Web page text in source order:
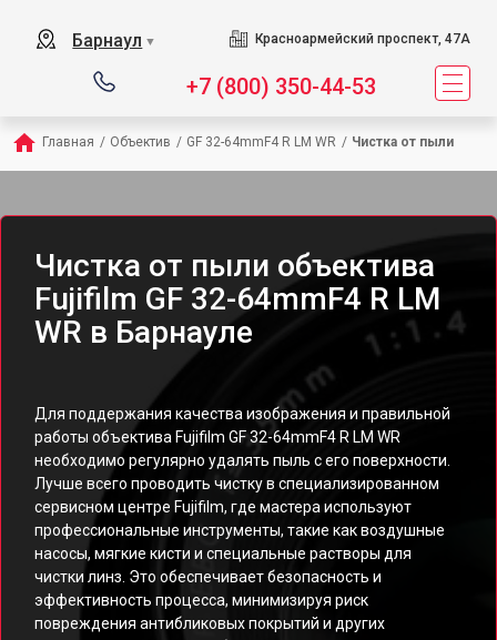
Барнаул ▼ Красноармейский проспект, 47А
+7 (800) 350-44-53
Главная / Объектив / GF 32-64mmF4 R LM WR / Чистка от пыли
Чистка от пыли объектива
Fujifilm GF 32-64mmF4 R LM
WR в Барнауле
Для поддержания качества изображения и правильной
работы объектива Fujifilm GF 32-64mmF4 R LM WR
необходимо регулярно удалять пыль с его поверхности.
Лучше всего проводить чистку в специализированном
сервисном центре Fujifilm, где мастера используют
профессиональные инструменты, такие как воздушные
насосы, мягкие кисти и специальные растворы для
чистки линз. Это обеспечивает безопасность и
эффективность процесса, минимизируя риск
повреждения антибликовых покрытий и других